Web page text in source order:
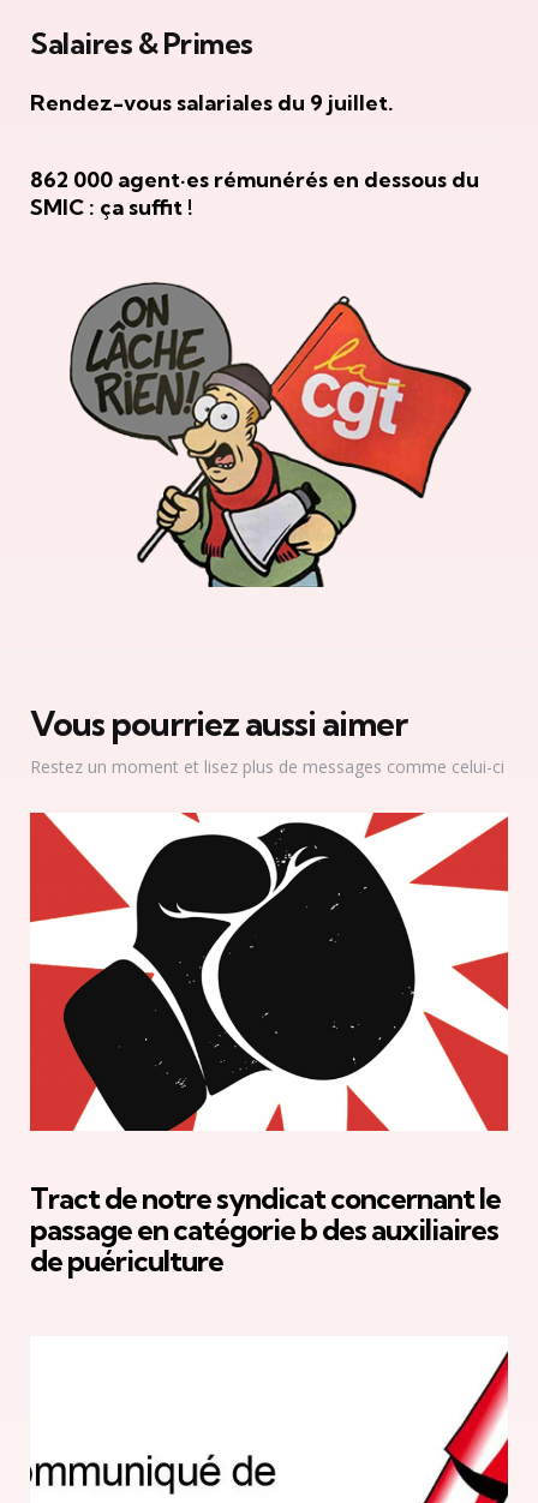
Salaires & Primes
Rendez-vous salariales du 9 juillet.
862 000 agent·es rémunérés en dessous du
SMIC : ça suffit !
Vous pourriez aussi aimer
Restez un moment et lisez plus de messages comme celui-ci
Tract de notre syndicat concernant le
passage en catégorie b des auxiliaires
de puériculture